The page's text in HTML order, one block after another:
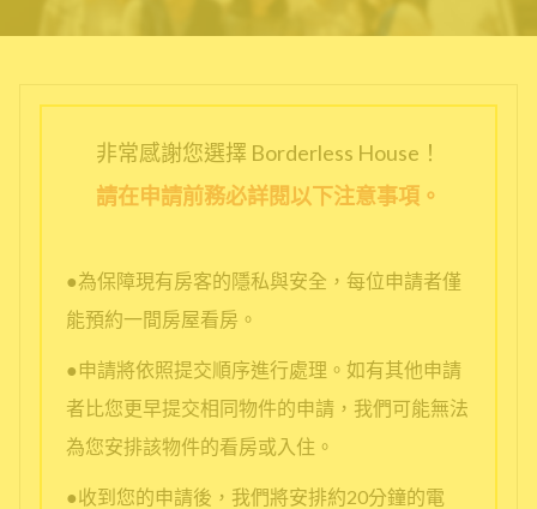
非常感謝您選擇 Borderless House！
請在申請前務必詳閱以下注意事項。
●為保障現有房客的隱私與安全，每位申請者僅
能預約一間房屋看房。
●申請將依照提交順序進行處理。如有其他申請
者比您更早提交相同物件的申請，我們可能無法
為您安排該物件的看房或入住。
●收到您的申請後，我們將安排約20分鐘的電